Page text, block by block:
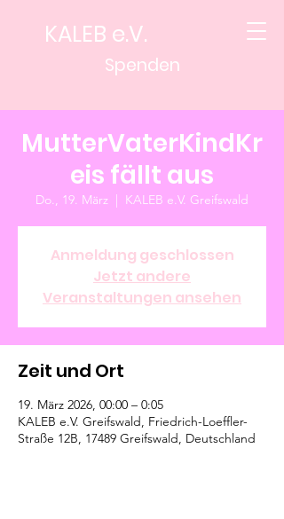
KALEB e.V.
Spenden
MutterVaterKindKr
eis fällt aus
Do., 19. März
  |
KALEB e.V. Greifswald
Anmeldung geschlossen
Jetzt andere
Veranstaltungen ansehen
Zeit und Ort
19. März 2026, 00:00 – 0:05
KALEB e.V. Greifswald, Friedrich-Loeffler-
Straße 12B, 17489 Greifswald, Deutschland